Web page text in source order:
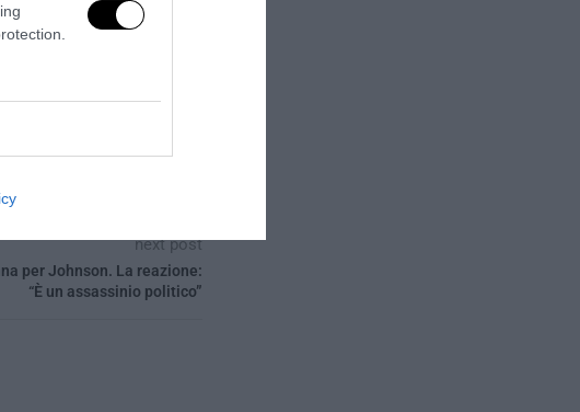
next post
per Johnson. La reazione:
“È un assassinio politico”